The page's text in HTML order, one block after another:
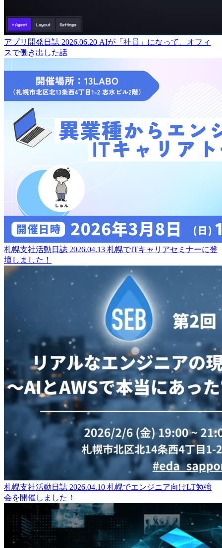
アプリ開発日誌 2026.06.20 AIが「社員」になって、オフィ
スで働き出した話
札幌支社活動日誌 2026.04.13 札幌でITキャリアセミナーに登
壇しました！
札幌支社活動日誌 2026.04.10 札幌でエンジニア向けLT勉強
会を開催しました！